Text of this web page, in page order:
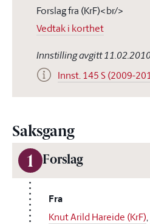
Forslag fra (KrF)<br/>
Vedtak i korthet
Innstilling avgitt
Innst. 145 S (2009-
Saksgang
1 Forslag
Fra
Knut Arild Hareide (KrF),